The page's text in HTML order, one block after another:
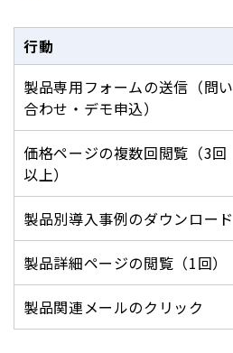
行動
製品専用フォームの送信（問い
合わせ・デモ申込）
価格ページの複数回閲覧（3回
以上）
製品別導入事例のダウンロード
製品詳細ページの閲覧（1回）
製品関連メールのクリック